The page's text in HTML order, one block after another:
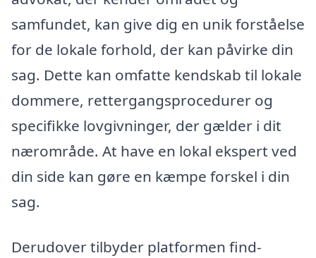
samfundet, kan give dig en unik forståelse
for de lokale forhold, der kan påvirke din
sag. Dette kan omfatte kendskab til lokale
dommere, rettergangsprocedurer og
specifikke lovgivninger, der gælder i dit
nærområde. At have en lokal ekspert ved
din side kan gøre en kæmpe forskel i din
sag.
Derudover tilbyder platformen find-